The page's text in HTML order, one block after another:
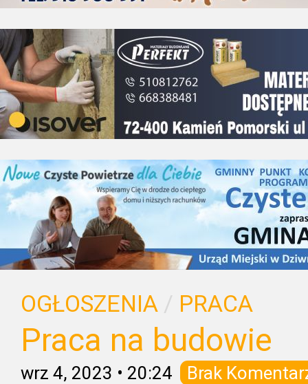
OGŁOSZENIA / PRACA
Praca na budowie
wrz 4, 2023 • 20:24 Brak